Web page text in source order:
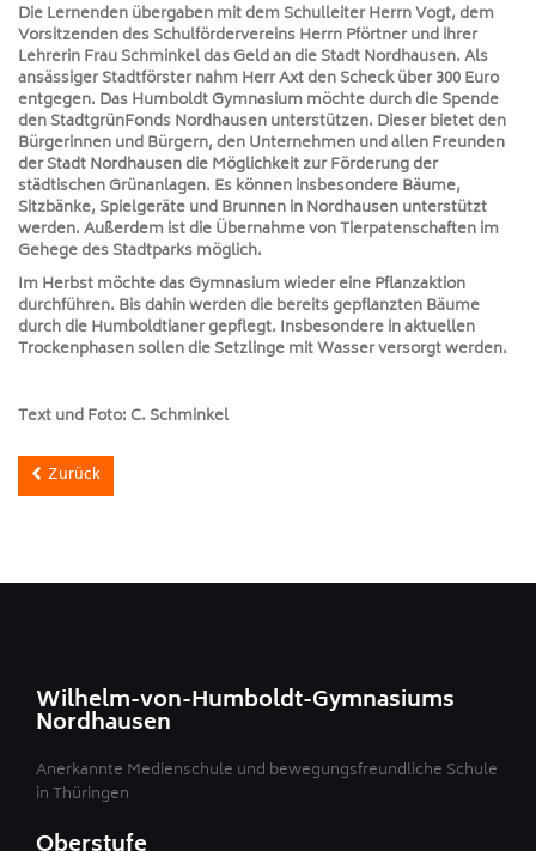
Die Lernenden übergaben mit dem Schulleiter Herrn Vogt, dem
Vorsitzenden des Schulfördervereins Herrn Pförtner und ihrer
Lehrerin Frau Schminkel das Geld an die Stadt Nordhausen. Als
ansässiger Stadtförster nahm Herr Axt den Scheck über 300 Euro
entgegen. Das Humboldt Gymnasium möchte durch die Spende
den StadtgrünFonds Nordhausen unterstützen. Dieser bietet den
Bürgerinnen und Bürgern, den Unternehmen und allen Freunden
der Stadt Nordhausen die Möglichkeit zur Förderung der
städtischen Grünanlagen. Es können insbesondere Bäume,
Sitzbänke, Spielgeräte und Brunnen in Nordhausen unterstützt
werden. Außerdem ist die Übernahme von Tierpatenschaften im
Gehege des Stadtparks möglich.
Im Herbst möchte das Gymnasium wieder eine Pflanzaktion
durchführen. Bis dahin werden die bereits gepflanzten Bäume
durch die Humboldtianer gepflegt. Insbesondere in aktuellen
Trockenphasen sollen die Setzlinge mit Wasser versorgt werden.
Text und Foto: C. Schminkel
Zurück
Wilhelm-von-Humboldt-Gymnasiums
Nordhausen
Anerkannte Medienschule und bewegungsfreundliche Schule
in Thüringen